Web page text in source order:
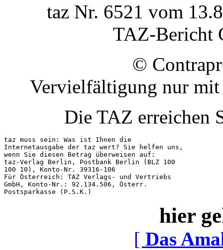
taz Nr. 6521 vom
TAZ-Bericht
©
Vervielfältigung nur mit
Die TAZ erreichen
taz muss sein: Was ist Ihnen die
Internetausgabe der taz wert? Sie helfen uns,
wenn Sie diesen Betrag überweisen auf:
taz-Verlag Berlin, Postbank Berlin (BLZ 100
100 10), Konto-Nr. 39316-106
Für Österreich: TAZ Verlags- und Vertriebs
GmbH, Konto-Nr.: 92.134.506, Österr.
Postsparkasse (P.S.K.)
hier
[ Das